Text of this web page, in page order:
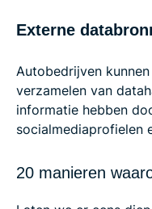
Externe
Autobedrijven
verzamelen van
informatie hebben
socialmediaprofielen
20 manieren